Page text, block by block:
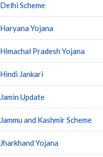
Delhi Scheme
Haryana Yojana
Himachal Pradesh Yojana
Hindi Jankari
Jamin Update
Jammu and Kashmir Scheme
Jharkhand Yojana